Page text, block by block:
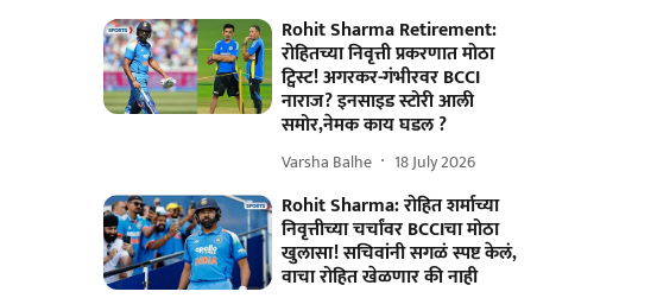
Rohit Sharma Retirement:
रोहितच्या निवृत्ती प्रकरणात मोठा
ट्विस्ट! अगरकर-गंभीरवर BCCI
नाराज? इनसाइड स्टोरी आली
समोर,नेमक काय घडल ?
Varsha Balhe 18 July 2026
Rohit Sharma: रोहित शर्माच्या
निवृत्तीच्या चर्चांवर BCCIचा मोठा
खुलासा! सचिवांनी सगळं स्पष्ट केलं,
वाचा रोहित खेळणार की नाही